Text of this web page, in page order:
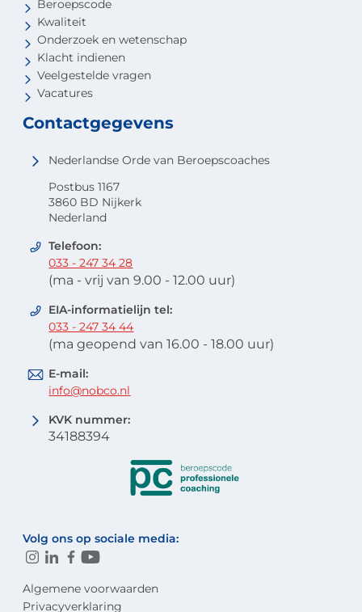
Beroepscode
Kwaliteit
Onderzoek en wetenschap
Klacht indienen
Veelgestelde vragen
Vacatures
Contactgegevens
Nederlandse Orde van Beroepscoaches
Postbus 1167
3860 BD Nijkerk
Nederland
Telefoon:
033 - 247 34 28
(ma - vrij van 9.00 - 12.00 uur)
EIA-informatielijn tel:
033 - 247 34 44
(ma geopend van 16.00 - 18.00 uur)
E-mail:
info@nobco.nl
KVK nummer:
34188394
Volg ons op sociale media:
Algemene voorwaarden
Privacyverklaring